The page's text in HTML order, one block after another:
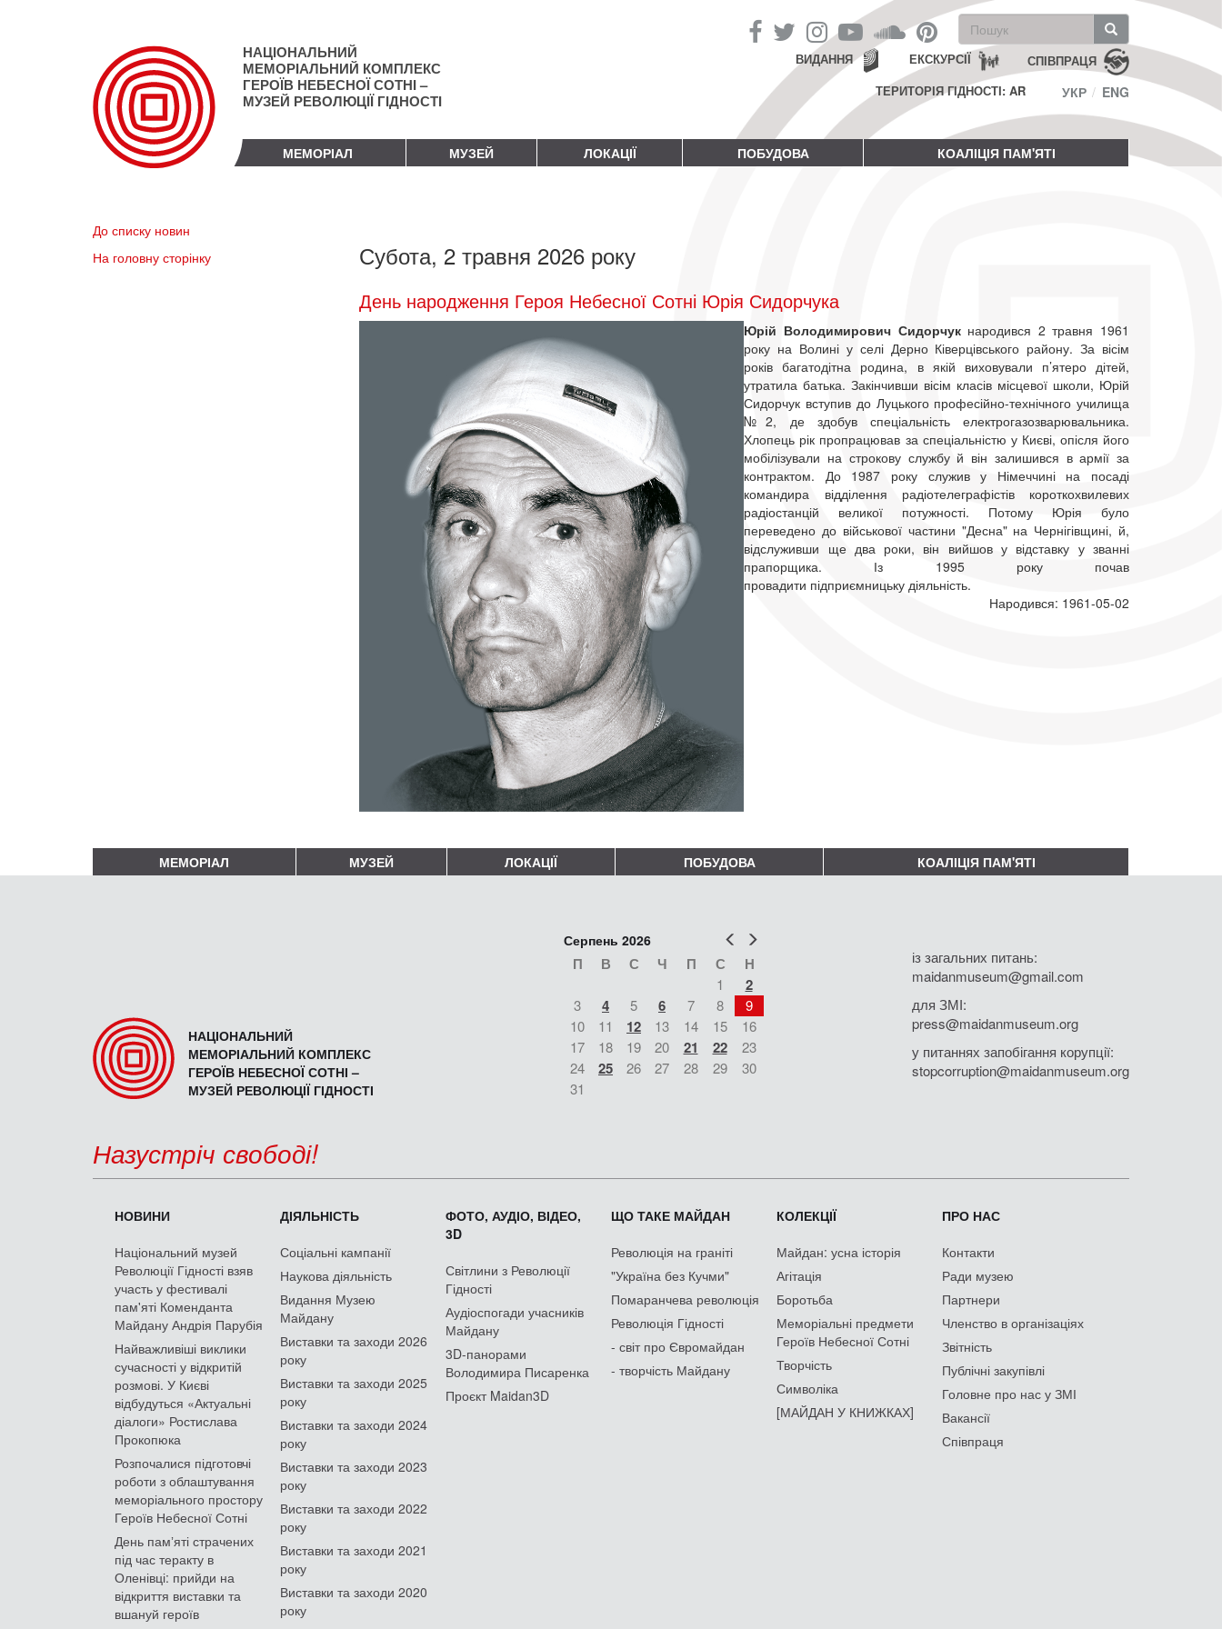
НАЦІОНАЛЬНИЙ
МЕМОРІАЛЬНИЙ КОМПЛЕКС
ГЕРОЇВ НЕБЕСНОЇ СОТНІ –
МУЗЕЙ РЕВОЛЮЦІЇ ГІДНОСТІ
Пошукова
форма
Пошук СПІВПРАЦЯ
ЕКСКУРСІЇ
ВИДАННЯ
ТЕРИТОРІЯ ГІДНОСТІ: AR
УКР ENG
МЕМОРІАЛ МУЗЕЙ ЛОКАЦІЇ ПОБУДОВА КОАЛІЦІЯ ПАМ'ЯТІ
До списку новин
На головну сторінку
Субота, 2 травня 2026 року
День народження Героя Небесної Сотні Юрія Сидорчука
Юрій Володимирович Сидорчукнародився 2 травня 1961
року на Волині у селі Дерно Ківерцівського району. За вісім
років багатодітна родина, в якій виховували п’ятеро дітей,
утратила батька. Закінчивши вісім класів місцевої школи, Юрій
Сидорчук вступив до Луцького професійно-технічного училища
№2, де здобув спеціальність електрогазозварювальника.
Хлопець рік пропрацював за спеціальністю у Києві, опісля його
мобілізували на строкову службу й він залишився в армії за
контрактом. До 1987 року служив у Німеччині на посаді
командира відділення радіотелеграфістів короткохвилевих
радіостанцій великої потужності. Потому Юрія було
переведено до військової частини "Десна" на Чернігівщині, й,
відслуживши ще два роки, він вийшов у відставку у званні
прапорщика. Із 1995 року почав
провадити підприємницьку діяльність.
Народився: 1961-05-02
МЕМОРІАЛ МУЗЕЙ ЛОКАЦІЇ ПОБУДОВА КОАЛІЦІЯ ПАМ'ЯТІ
НАЦІОНАЛЬНИЙ
МЕМОРІАЛЬНИЙ КОМПЛЕКС
ГЕРОЇВ НЕБЕСНОЇ СОТНІ –
МУЗЕЙ РЕВОЛЮЦІЇ ГІДНОСТІ
Попер
Серпень 2026
П В С Ч П С Н
1 2
3 4 5 6 7 8
9
10
11 12 13 14 15
16
17
18 19 20 21 22
23
24
25 26 27 28 29
30
31
із загальних питань:
maidanmuseum@gmail.com
для ЗМІ:
press@maidanmuseum.org
у питаннях запобігання корупції:
stopcorruption@maidanmuseum.org
Назустріч свободі!
НОВИНИ
Національний музей
Революції Гідності взяв
участь у фестивалі
пам'яті Коменданта
Майдану Андрія Парубія
Найважливіші виклики
сучасності у відкритій
розмові. У Києві
відбудуться «Актуальні
діалоги» Ростислава
Прокопюка
Розпочалися підготовчі
роботи з облаштування
меморіального простору
Героїв Небесної Сотні
День памʼяті страчених
під час теракту в
Оленівці: прийди на
відкриття виставки та
вшануй героїв
ДІЯЛЬНІСТЬ
Соціальні кампанії
Наукова діяльність
Видання Музею
Майдану
Виставки та заходи 2026
року
Виставки та заходи 2025
року
Виставки та заходи 2024
року
Виставки та заходи 2023
року
Виставки та заходи 2022
року
Виставки та заходи 2021
року
Виставки та заходи 2020
року
ФОТО, АУДІО, ВІДЕО,
3D
Світлини з Революції
Гідності
Аудіоспогади учасників
Майдану
3D-панорами
Володимира Писаренка
Проєкт Maidan3D
ЩО ТАКЕ МАЙДАН
Революція на граніті
"Україна без Кучми"
Помаранчева революція
Революція Гідності
- світ про Євромайдан
- творчість Майдану
КОЛЕКЦІЇ
Майдан: усна історія
Агітація
Боротьба
Меморіальні предмети
Героїв Небесної Сотні
Творчість
Символіка
[МАЙДАН У КНИЖКАХ]
ПРО НАС
Контакти
Ради музею
Партнери
Членство в організаціях
Звітність
Публічні закупівлі
Головне про нас у ЗМІ
Вакансії
Співпраця